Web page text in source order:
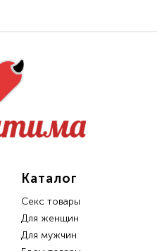
Каталог
Секс товары
Для женщин
Для мужчин